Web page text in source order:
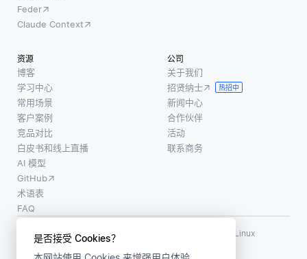
是否接受 Cookies？
Feder
Claude Context
资源
博客
学习中心
常用场景
客户案例
竞品对比
白皮书和线上直播
AI 模型
GitHub
术语表
FAQ
公司
关于我们
招贤纳士
热招中
新闻中心
合作伙伴
活动
联系商务
使用条款·个人信息保护政策·数据安全政策
LF AI、LF AI & Data、Milvus，以及相关的开源项目名称为 Linux
Foundation 所有商标